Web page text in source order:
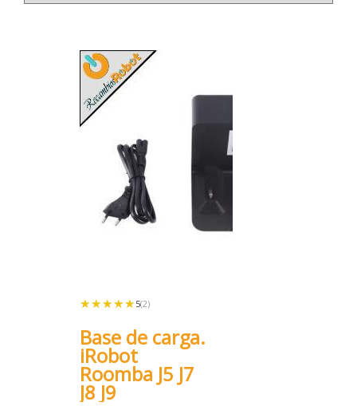
★★★★★
★★★★★ 5(2)
Base de carga.
iRobot
Roomba J5 J7
J8 J9